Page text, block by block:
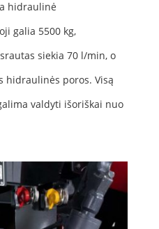
hidraulinė
galia 5500 kg,
siekia 70 l/min, o
hidraulinės poros. Visą
valdyti išoriškai nuo